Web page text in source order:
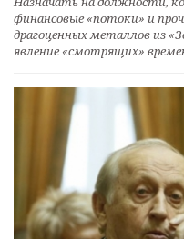
финансовые «потоки» и
драгоценных металлов из
явление «смотрящих»